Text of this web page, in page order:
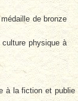
de bronze
physique à
à la fiction et